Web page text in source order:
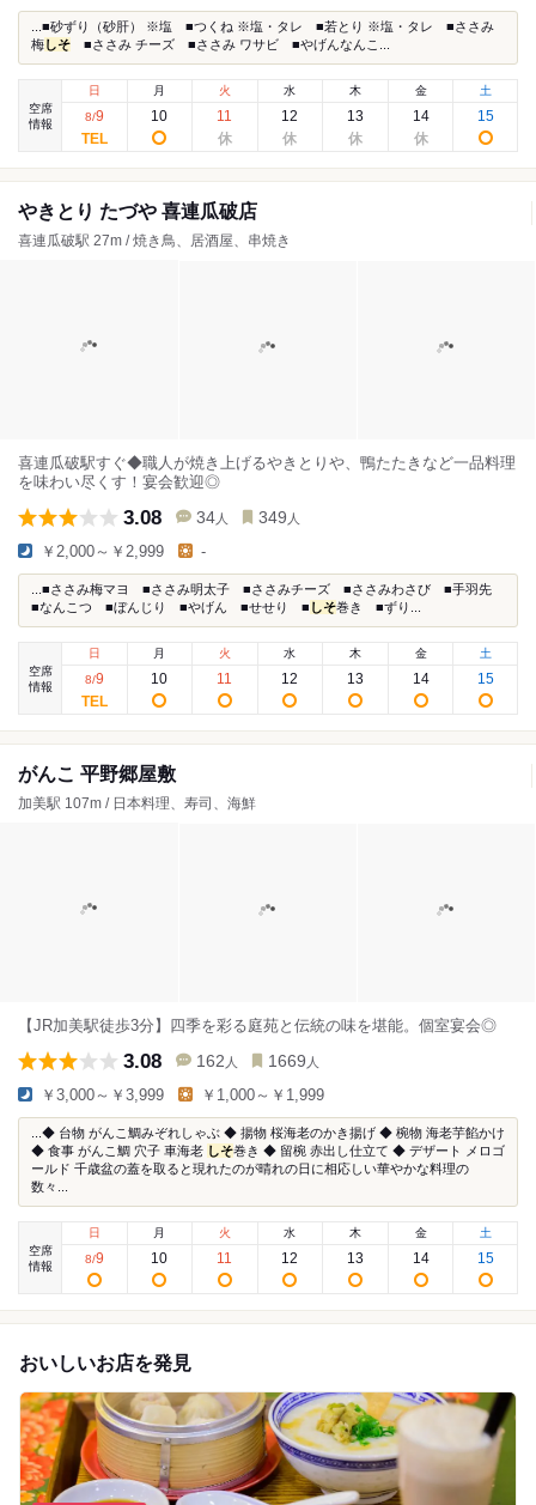
...■砂ずり（砂肝） ※塩 ■つくね ※塩・タレ ■若とり ※塩・タレ ■ささみ
梅 しそ ■ささみ チーズ ■ささみ ワサビ ■やげんなんこ...
空席
情報
日
8/9
月
10
火
11
水
12
木
13
金
14
土
15
やきとり たづや 喜連瓜破店
喜連瓜破駅 27m / 焼き鳥、居酒屋、串焼き
喜連瓜破駅すぐ◆職人が焼き上げるやきとりや、鴨たたきなど一品料理
を味わい尽くす！宴会歓迎◎
3.08 34 人 349 人
￥2,000～￥2,999 -
...■ささみ梅マヨ ■ささみ明太子 ■ささみチーズ ■ささみわさび ■手羽先
■なんこつ ■ぼんじり ■やげん ■せせり ■ しそ巻き ■ずり...
空席
情報
日
8/9
月
10
火
11
水
12
木
13
金
14
土
15
がんこ 平野郷屋敷
加美駅 107m / 日本料理、寿司、海鮮
【JR加美駅徒歩3分】四季を彩る庭苑と伝統の味を堪能。個室宴会◎
3.08 162 人 1669 人
￥3,000～￥3,999 ￥1,000～￥1,999
...◆ 台物 がんこ鯛みぞれしゃぶ ◆ 揚物 桜海老のかき揚げ ◆ 椀物 海老芋餡かけ
◆ 食事 がんこ鯛 穴子 車海老 しそ巻き ◆ 留椀 赤出し仕立て ◆ デザート メロゴ
ールド 千歳盆の蓋を取ると現れたのが晴れの日に相応しい華やかな料理の
数々...
空席
情報
日
8/9
月
10
火
11
水
12
木
13
金
14
土
15
おいしいお店を発見